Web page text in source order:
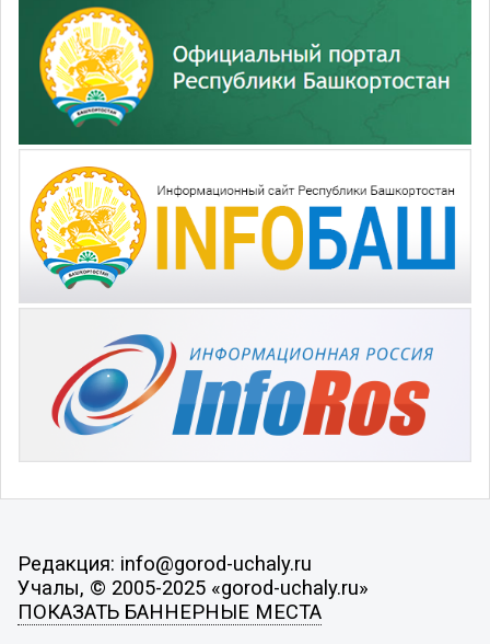
Редакция: info@gorod-uchaly.ru
Учалы, © 2005-2025 «gorod-uchaly.ru»
ПОКАЗАТЬ БАННЕРНЫЕ МЕСТА